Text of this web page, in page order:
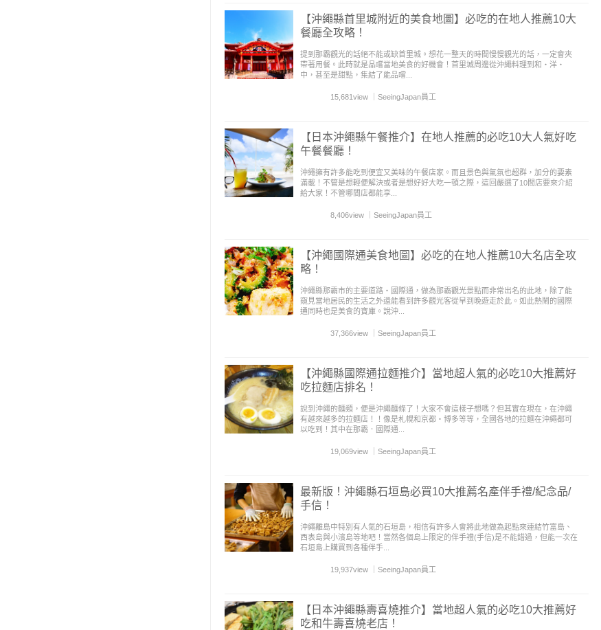
【沖繩縣首里城附近的美食地圖】必吃的在地人推薦10大
餐廳全攻略！
提到那霸觀光的話絕不能或缺首里城。想花一整天的時間慢慢觀光的話，一定會夾
帶著用餐。此時就是品嚐當地美食的好機會！首里城周邊從沖繩料理到和‧洋‧
中，甚至是甜點，集結了能品嚐...
15,681view SeeingJapan員工
【日本沖繩縣午餐推介】在地人推薦的必吃10大人氣好吃
午餐餐廳！
沖繩擁有許多能吃到便宜又美味的午餐店家。而且景色與氣氛也超群，加分的要素
滿載！不管是想輕便解決或者是想好好大吃一頓之際，這回嚴選了10間店要來介紹
給大家！不管哪間店都能享...
8,406view SeeingJapan員工
【沖繩國際通美食地圖】必吃的在地人推薦10大名店全攻
略！
沖繩縣那霸市的主要道路‧國際通，做為那霸觀光景點而非常出名的此地，除了能
窺見當地居民的生活之外還能看到許多觀光客從早到晚遊走於此。如此熱鬧的國際
通同時也是美食的寶庫。說沖...
37,366view SeeingJapan員工
【沖繩縣國際通拉麵推介】當地超人氣的必吃10大推薦好
吃拉麵店排名！
說到沖繩的麵類，便是沖繩麵條了！大家不會這樣子想嗎？但其實在現在，在沖繩
有越來越多的拉麵店！！像是札幌和京都・博多等等，全國各地的拉麵在沖繩都可
以吃到！其中在那霸．國際通...
19,069view SeeingJapan員工
最新版！沖繩縣石垣島必買10大推薦名產伴手禮/紀念品/
手信！
沖繩離島中特別有人氣的石垣島，相信有許多人會將此地做為起點來連結竹富島、
西表島與小濱島等地吧！當然各個島上限定的伴手禮(手信)是不能錯過，但能一次在
石垣島上購買到各種伴手...
19,937view SeeingJapan員工
【日本沖繩縣壽喜燒推介】當地超人氣的必吃10大推薦好
吃和牛壽喜燒老店！